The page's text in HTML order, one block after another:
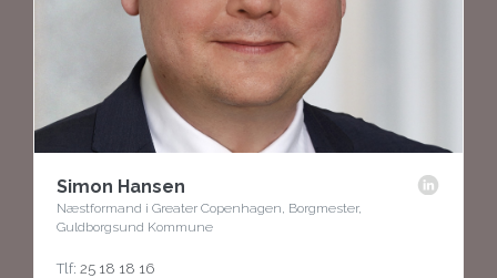
Simon Hansen
Næstformand i Greater Copenhagen, Borgmester,
Guldborgsund Kommune
Tlf: 25 18 18 16